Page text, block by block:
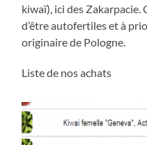
kiwaï), ici des Zakarpacie.
d’être autofertiles et à
originaire de Pologne.
Liste de nos achats